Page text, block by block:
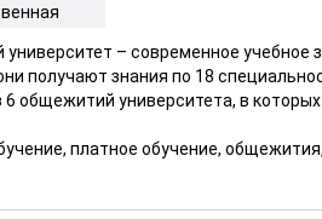
– современное учебное
получают знания по 18
общежитий университета, в которых
платное обучение,